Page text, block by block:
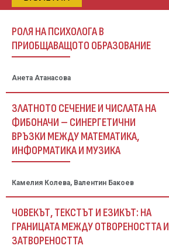
РОЛЯ НА ПСИХОЛОГА В
ПРИОБЩАВАЩОТО ОБРАЗОВАНИЕ
Анета Атанасова
ЗЛАТНОТО СЕЧЕНИЕ И ЧИСЛАТА НА
ФИБОНАЧИ – СИНЕРГЕТИЧНИ
ВРЪЗКИ МЕЖДУ МАТЕМАТИКА,
ИНФОРМАТИКА И МУЗИКА
Камелия Колева, Валентин Бакоев
ЧОВЕКЪТ, ТЕКСТЪТ И ЕЗИКЪТ: НА
ГРАНИЦАТА МЕЖДУ ОТВОРЕНОСТТА И
ЗАТВОРЕНОСТТА